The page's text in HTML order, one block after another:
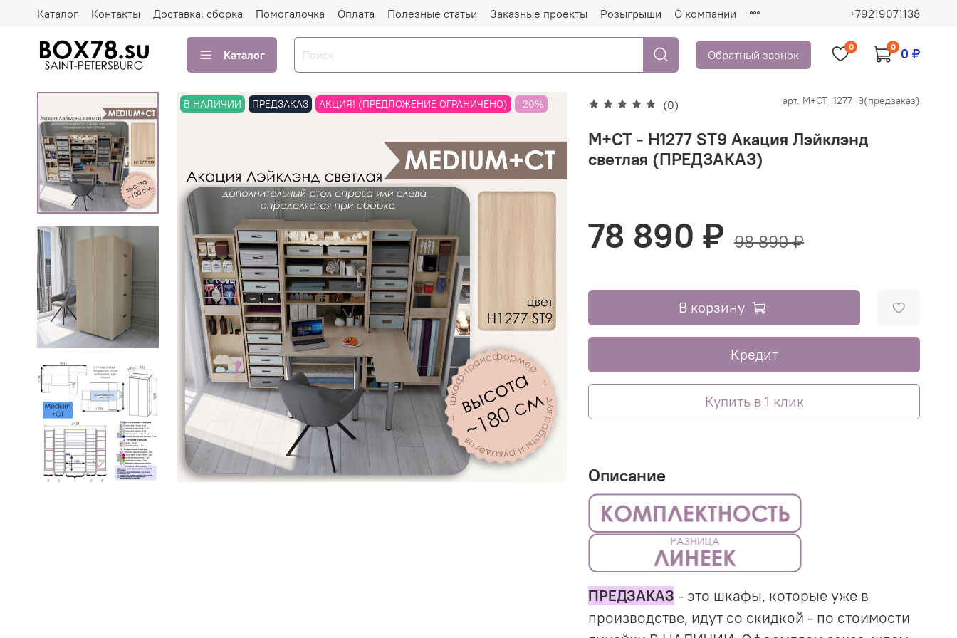
Каталог Контакты Доставка, сборка Помогалочка Оплата Полезные статьи Заказные проекты Розыгрыши О компании +79219071138
Каталог Обратный звонок
0 0 0 ₽
В НАЛИЧИИ ПРЕДЗАКАЗ АКЦИЯ! (ПРЕДЛОЖЕНИЕ ОГРАНИЧЕНО) -20% (0) арт. М+СТ_1277_9(предзаказ)
M+СТ - H1277 ST9 Акация Лэйклэнд
светлая (ПРЕДЗАКАЗ)
78 890 ₽ 98 890 ₽
В корзину
Кредит
Купить в 1 клик
Описание
ПРЕДЗАКАЗ - это шкафы, которые уже в
производстве, идут со скидкой - по стоимости